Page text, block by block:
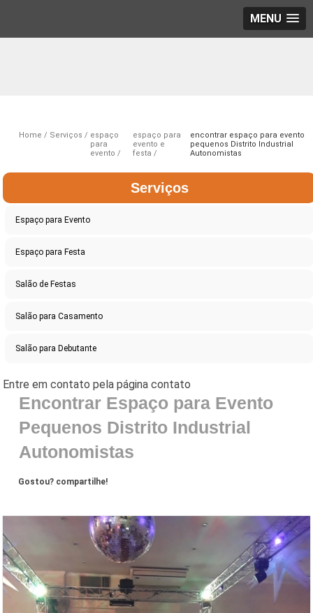
MENU
Home Serviços
espaço
para
evento
espaço para
evento e
festa
encontrar espaço para evento
pequenos Distrito Industrial
Autonomistas
Serviços
Espaço para Evento
Espaço para Festa
Salão de Festas
Salão para Casamento
Salão para Debutante
Encontrar Espaço para Evento
Pequenos Distrito Industrial
Autonomistas
Gostou? compartilhe!